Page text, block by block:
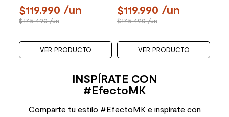
119.990 /un
175.490/un
VER PRODUCTO
119.990 /un
175.490/un
VER PRODUCTO
INSPÍRATE CON
#EfectoMK
Comparte tu estilo #EfectoMK e inspírate con